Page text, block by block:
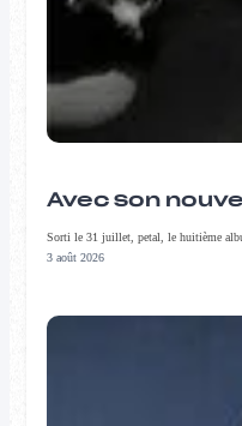
Avec son
Sorti le 31 juillet, petal, le huitième
3 août 2026